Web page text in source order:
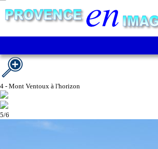
4/6
4 - Mont Ventoux à l'horizon
5/6